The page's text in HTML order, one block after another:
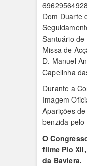
Dom Duarte
Santuário
Missa de
D. Manuel
Capelinha
Durante a
Imagem
Aparições
benzida pelo
O
filme Pio
da Baviera.